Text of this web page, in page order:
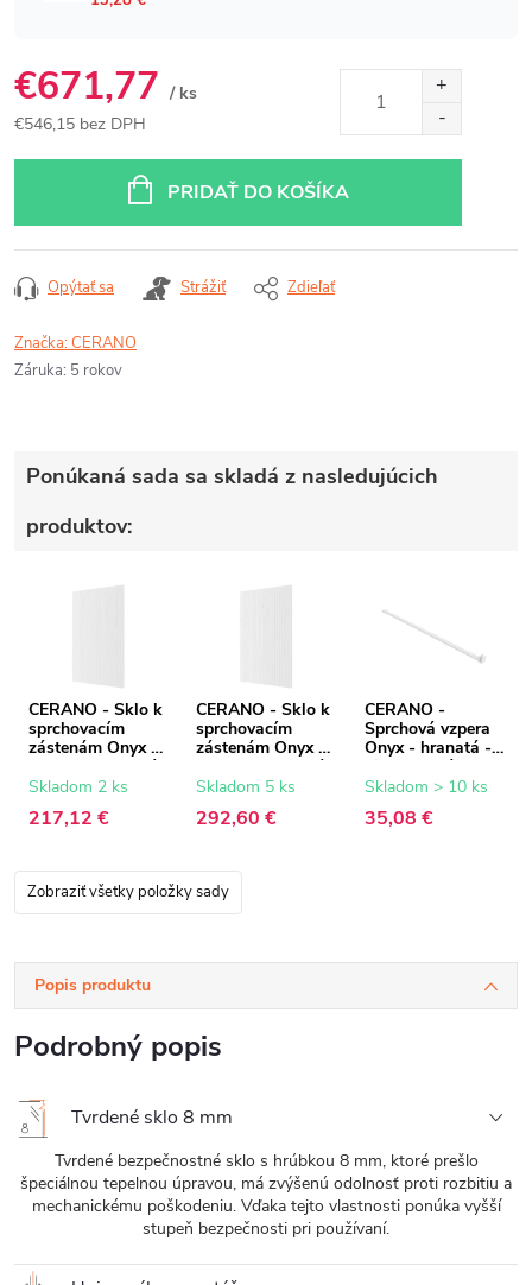
€671,77 / ks
€546,15 bez DPH
PRIDAŤ DO KOŠÍKA
Opýtať sa Strážiť Zdieľať
Značka:CERANO
Záruka: 5 rokov
Ponúkaná sada sa skladá z nasledujúcich
produktov:
CERANO - Sklo k
sprchovacím
zástenám Onyx -
8 mm - ryhované
sklo - 100x200
Skladom 2 ks
217,12 €
CERANO - Sklo k
sprchovacím
zástenám Onyx -
8 mm - ryhované
sklo - 150x200
Skladom 5 ks
292,60 €
CERANO -
Sprchová vzpera
Onyx - hranatá -
biela matná - 150
cm
Skladom > 10 ks
35,08 €
Zobraziť všetky položky sady
Popis produktu
Podrobný popis
Tvrdené sklo 8 mm
Tvrdené bezpečnostné sklo s hrúbkou 8 mm, ktoré prešlo
špeciálnou tepelnou úpravou, má zvýšenú odolnosť proti rozbitiu a
mechanickému poškodeniu. Vďaka tejto vlastnosti ponúka vyšší
stupeň bezpečnosti pri používaní.